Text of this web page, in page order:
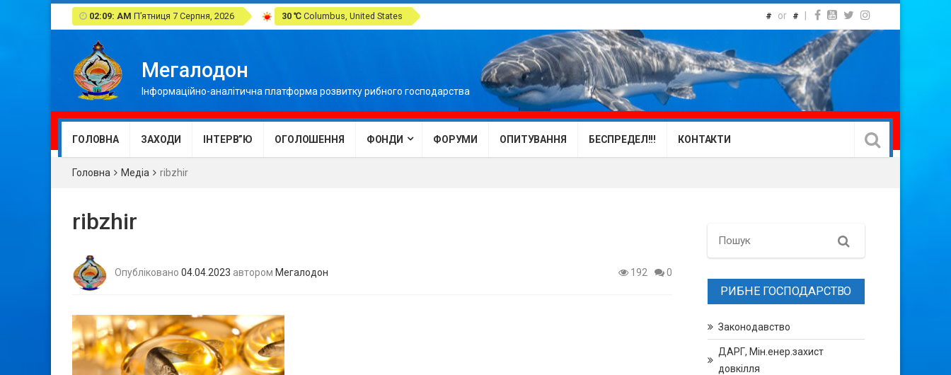
02:09: AM П’ятниця 7 Серпня, 2026 30 ℃ Columbus, United States # or #
Мегалодон
Інформаційно-аналітична платформа розвитку рибного господарства
ГОЛОВНА ЗАХОДИ ІНТЕРВ”Ю ОГОЛОШЕННЯ ФОНДИ ФОРУМИ ОПИТУВАННЯ БЕСПРЕДЕЛ!!! КОНТАКТИ
Головна Медіа ribzhir
ribzhir
Опубліковано 04.04.2023 автором Мегалодон 192 0
Search
РИБНЕ ГОСПОДАРСТВО
Законодавство
ДАРГ, Мін.енер.захист
довкілля